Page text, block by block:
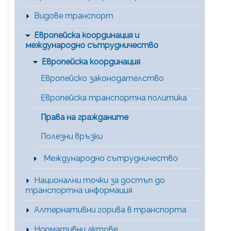
Видове транспорт
Европейска координация и
международно сътрудничество
Европейска координация
Европейско законодателство
Европейска транспортна политика
Права на гражданите
Полезни връзки
Международно сътрудничество
Национални точки за достъп до
транспортна информация
Алтернативни горива в транспорта